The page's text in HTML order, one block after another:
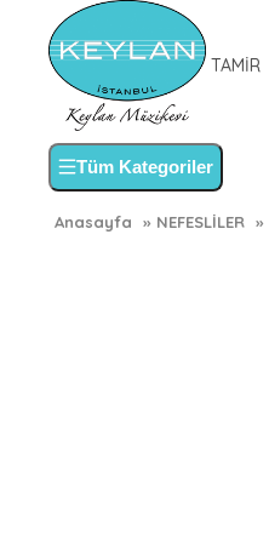
TAMİR
Tüm Kategoriler
Anasayfa » NEFESLİLER »